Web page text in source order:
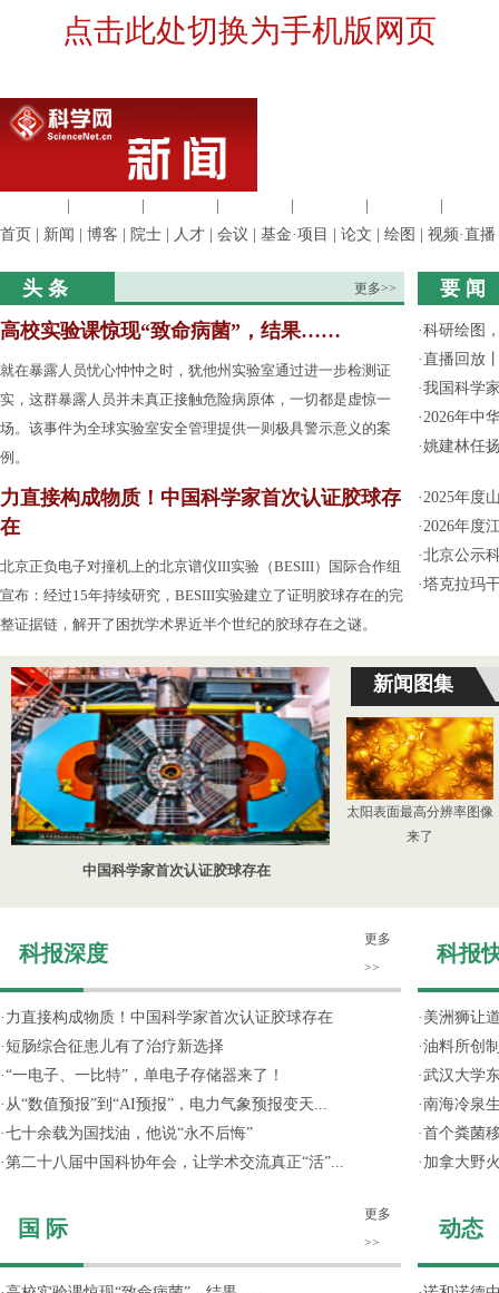
点击此处切换为手机版网页
首页
新闻 博客 院士 人才 会议 基金·项目 论文 绘图 视频·直播
头 条 更多>>
高校实验课惊现“致命病菌”，结果……
就在暴露人员忧心忡忡之时，犹他州实验室通过进一步检测证
实，这群暴露人员并未真正接触危险病原体，一切都是虚惊一
场。该事件为全球实验室安全管理提供一则极具警示意义的案
例。
力直接构成物质！中国科学家首次认证胶球存
在
北京正负电子对撞机上的北京谱仪III实验（BESIII）国际合作组
宣布：经过15年持续研究，BESIII实验建立了证明胶球存在的完
整证据链，解开了困扰学术界近半个世纪的胶球存在之谜。
要 闻
·科研绘图
·直播回放
·我国科学
·2026年中
·姚建林任
·2025年度
·2026年度
·北京公示
·塔克拉玛
中国科学家首次认证胶球存在
新闻图集
太阳表面最高分辨率图像
来了
科报深度
更多
>>
· 力直接构成物质！中国科学家首次认证胶球存在
· 短肠综合征患儿有了治疗新选择
·“一电子、一比特”，单电子存储器来了！
· 从“数值预报”到“AI预报”，电力气象预报变天...
·七十余载为国找油，他说“永不后悔”
·第二十八届中国科协年会，让学术交流真正“活”...
国 际
更多
>>
科报
· 美洲狮让
·油料所创
·武汉大学
·南海冷泉
·首个粪菌
· 加拿大野
动态